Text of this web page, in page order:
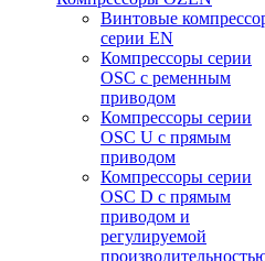
Винтовые
серии EN
Компрессоры серии
OSC с ременным
приводом
Компрессоры серии
OSC U с прямым
приводом
Компрессоры серии
OSC D с прямым
приводом и
регулируемой